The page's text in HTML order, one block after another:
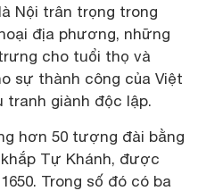
Nội trân trọng trong
địa phương, những
cho tuổi thọ và
sự thành công của Việt
tranh giành độc lập.
hơn 50 tượng đài bằng
Tự Khánh, được
Trong số đó có ba